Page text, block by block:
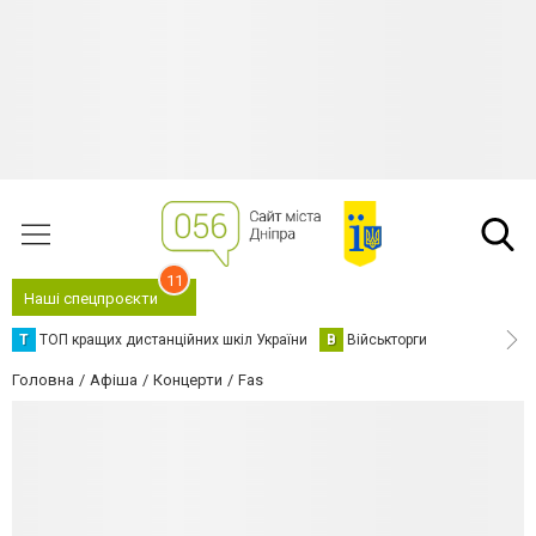
Наші спецпроєкти
11
Т ТОП кращих дистанційних шкіл України В Військторги
Головна Афіша Концерти Fas